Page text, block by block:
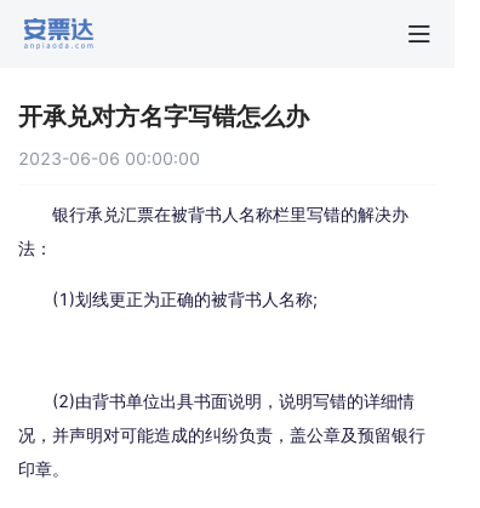
开承兑对方名字写错怎么办
2023-06-06 00:00:00
银行承兑汇票在被背书人名称栏里写错的解决办
法：
(1)划线更正为正确的被背书人名称;
(2)由背书单位出具书面说明，说明写错的详细情
况，并声明对可能造成的纠纷负责，盖公章及预留银行
印章。